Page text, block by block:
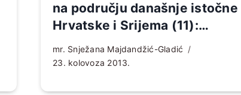
na području današnje istočne
Hrvatske i Srijema (11):
Zaklinjanja
mr. Snježana Majdandžić-Gladić
23. kolovoza 2013.